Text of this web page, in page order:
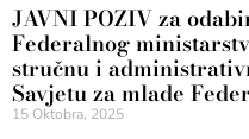
JAVNI POZIV za
Federalnog
stručnu i
Savjetu za mlade
15 Oktobra, 2025